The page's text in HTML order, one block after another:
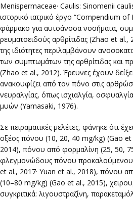
Menispermaceae· Caulis: Sinomenii
ιστορικό ιατρικό έργο “Compendium
φάρμακο για αυτοάνοσα νοσήματα,
ρευματοειδούς αρθρίτιδας (Zhao et
της ιδιότητες περιλαμβάνουν
των συμπτωμάτων της αρθρίτιδας και
(Zhao et al., 2012). Έρευνες έχουν
ανακουφίζει από τον πόνο στις
νευραλγίας, όπως ισχιαλγία,
μυών (Yamasaki, 1976).
Σε πειραματικές μελέτες, φάνηκε ότι
οξέος πόνου (10, 20, 40 mg/kg) (Gao et
2014), πόνου από φορμαλίνη (25, 50,
φλεγμονώδους πόνου
et al., 2017· Yuan et al., 2018), πόνου
(10–80 mg/kg) (Gao et al., 2015),
συγκριτικά: λιγουστραζίνη,